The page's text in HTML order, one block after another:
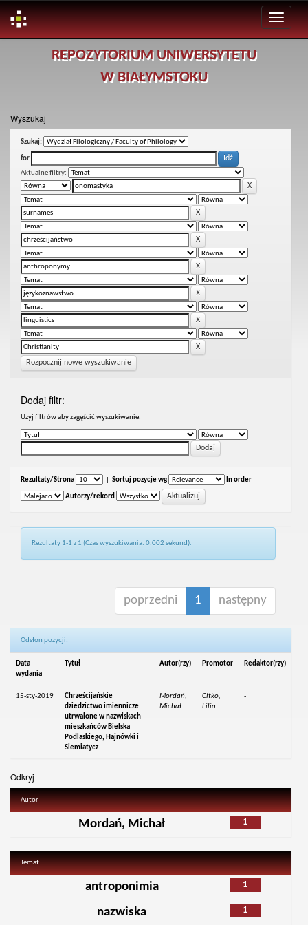
REPOZYTORIUM UNIWERSYTETU
W BIAŁYMSTOKU
Wyszukaj
Szukaj:
for
Aktualne filtry:
Rozpocznij nowe wyszukiwanie
Dodaj filtr:
Uzyj filtrów aby zagęścić wyszukiwanie.
Rezultaty/Strona Sortuj pozycje wg In order
Autorzy/rekord
Rezultaty 1-1 z 1 (Czas wyszukiwania: 0.002 sekund).
poprzedni 1 następny
Odsłon pozycji:
Data
wydania
Tytuł Autor(rzy) Promotor Redaktor(rzy)
15-sty-2019
Chrześcijańskie
dziedzictwo imiennicze
utrwalone w nazwiskach
mieszkańców Bielska
Podlaskiego, Hajnówki i
Siemiatycz
Mordań,
Michał
Citko,
Lilia
-
Odkryj
Autor
1
Mordań, Michał
Temat
1
antroponimia
1
nazwiska